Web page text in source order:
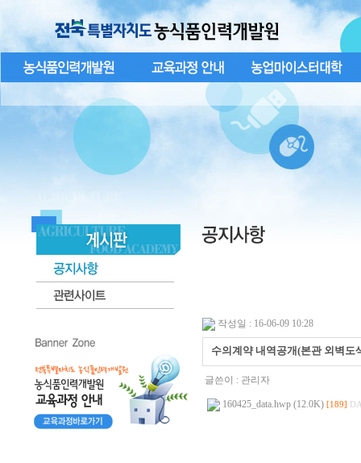
작성일 : 16-06-09 10:28
수의계약 내역공개(본관 외벽도
글쓴이 : 관리자
160425_data.hwp (12.0K) [189]